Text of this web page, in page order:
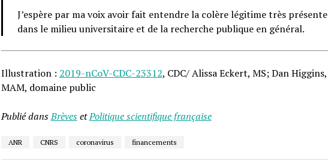
J’espère par ma voix avoir fait entendre la colère légitime très présente
dans le milieu universitaire et de la recherche publique en général.
Illustration : 2019-nCoV-CDC-23312, CDC/ Alissa Eckert, MS; Dan Higgins,
MAM, domaine public
Publié dansBrèvesetPolitique scientifique française
ANR CNRS coronavirus financements